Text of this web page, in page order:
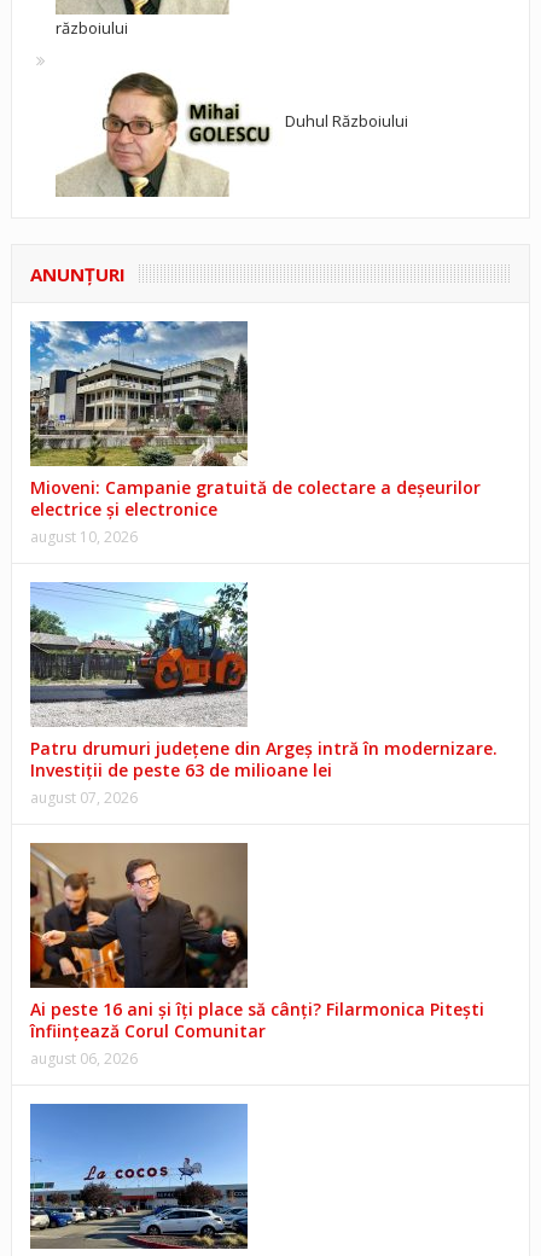
războiului
Duhul Războiului
ANUNŢURI
Mioveni: Campanie gratuită de colectare a deșeurilor
electrice și electronice
august 10, 2026
Patru drumuri județene din Argeș intră în modernizare.
Investiții de peste 63 de milioane lei
august 07, 2026
Ai peste 16 ani și îți place să cânți? Filarmonica Pitești
înființează Corul Comunitar
august 06, 2026